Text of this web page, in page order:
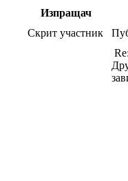
Изпращач
Скрит участник